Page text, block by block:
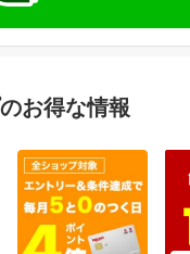
お得な情報